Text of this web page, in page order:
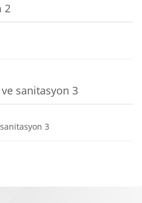
2
sanitasyon 3
3